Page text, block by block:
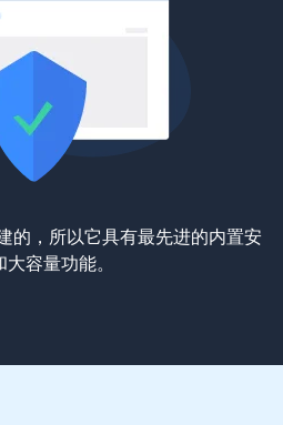
的，所以它具有最先进的内置安
容量功能。